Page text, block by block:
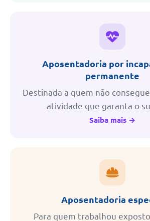
Aposentadoria por
permanente
Destinada a quem não
atividade que garanta o
Saiba mais →
Aposentadoria
Para quem trabalhou